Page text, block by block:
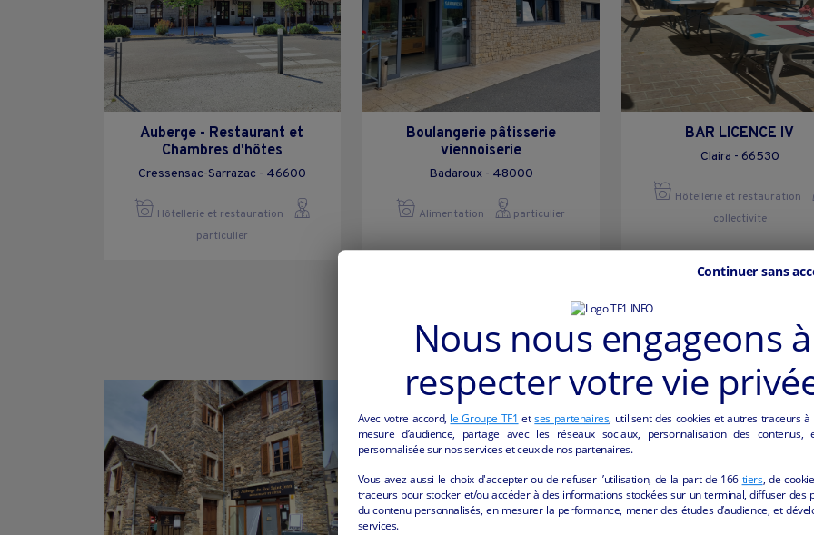
Auberge - Restaurant et
Chambres d'hôtes
Cressensac-Sarrazac - 46600
Hôtellerie et restauration
particulier
Boulangerie pâtisserie
viennoiserie
Badaroux - 48000
Alimentation particulier
BAR LICENCE IV
Claira - 66530
Hôtellerie et restauration
collectivite
Nous nous engageons à
respecter votre vie
Avec votre accord, le Groupe TF1 etses partenaires, utilisent des cookies et autres traceurs à
mesure d’audience, partage avec les réseaux sociaux, personnalisation des contenus,
personnalisée sur nos services et ceux de nos partenaires.
Vous avez aussi le choix d'accepter ou de refuser l’utilisation, de la part de 166 tiers, de
traceurs pour stocker et/ou accéder à des informations stockées sur un terminal, diffuser des
du contenu personnalisés, en mesurer la performance, mener des études d’audience, et
services.
Continuer sans